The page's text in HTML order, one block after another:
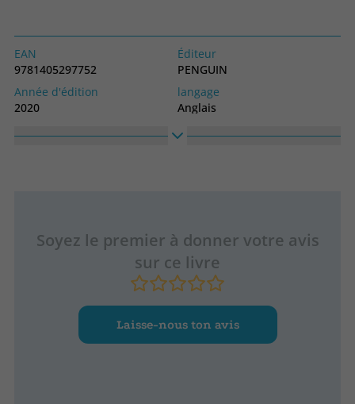
EAN
9781405297752
Éditeur
PENGUIN
Année d'édition
2020
langage
Anglais
Soyez le premier à donner votre avis
sur ce livre
Laisse-nous ton avis